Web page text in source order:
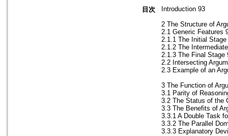
目次
Introduction 93
2 The Structure of
2.1 Generic Features
2.1.1 The Initial Stage
2.1.2 The
2.1.3 The Final Stage
2.2 Intersecting
2.3 Example of an
3 The Function of
3.1 Parity of
3.2 The Status of the
3.3 The Benefits of
3.3.1 A Double Task
3.3.2 The Parallel
3.3.3 Explanatory